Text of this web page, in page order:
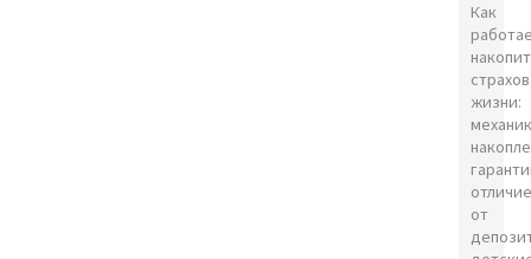
Как
жизни:
отличие
от